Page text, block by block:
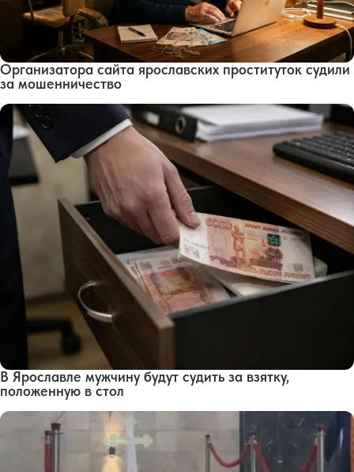
Организатора сайта ярославских проституток судили
за мошенничество
В Ярославле мужчину будут судить за взятку,
положенную в стол